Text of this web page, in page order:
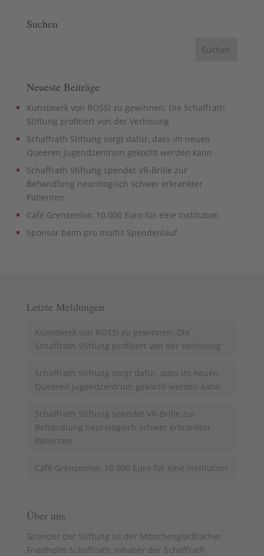
Suchen
Neueste Beiträge
Kunstwerk von ROSSI zu gewinnen: Die Schaffrath
Stiftung profitiert von der Verlosung
Schaffrath Stiftung sorgt dafür, dass im neuen
Queeren Jugendzentrum gekocht werden kann
Schaffrath Stiftung spendet VR-Brille zur
Behandlung neurologisch schwer erkrankter
Patienten
Café Grenzenlos: 10.000 Euro für eine Institution
Sponsor beim pro multis Spendenlauf
Letzte Meldungen
Kunstwerk von ROSSI zu gewinnen: Die
Schaffrath Stiftung profitiert von der Verlosung
Schaffrath Stiftung sorgt dafür, dass im neuen
Queeren Jugendzentrum gekocht werden kann
Schaffrath Stiftung spendet VR-Brille zur
Behandlung neurologisch schwer erkrankter
Patienten
Café Grenzenlos: 10.000 Euro für eine Institution
Über uns
Gründer der Stiftung ist der Mönchengladbacher
Friedhelm Schaffrath, Inhaber der Schaffrath